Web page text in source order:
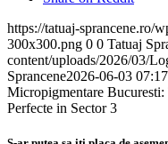
https://tatuaj-sprancene.ro/
300x300.png 0 0 Tatuaj
content/uploads/2026/03/
Sprancene2026-06-03
Micropigmentare Bucuresti:
Perfecte in Sector 3